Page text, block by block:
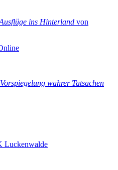
ins Hinterland von
wahrer Tatsachen
Luckenwalde